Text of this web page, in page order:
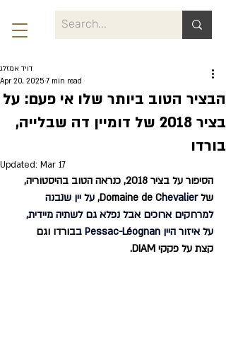
הבציר הטוב ביותר שלו אי פעם: על
בציר 2018 של דומיין דה שבלייה,
בורדו
דויד אמזלג
Apr 20, 2025 7 min read
Updated: Mar 17
הסיפור על בציר 2018, כנראה הטוב בהיסטוריה,
של Domaine de C
hevalier, על יין שנבנה
למרחקים ארוכים אבל נפלא גם לשתיה מיידית,
על איזור היין Pessac-Léognan בב
ורדו וגם
קצת על פקקי DIAM.